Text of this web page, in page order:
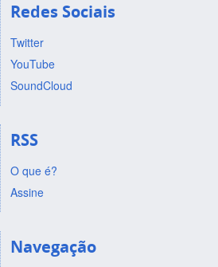
Redes Sociais
Twitter
YouTube
SoundCloud
RSS
O que é?
Assine
Navegação